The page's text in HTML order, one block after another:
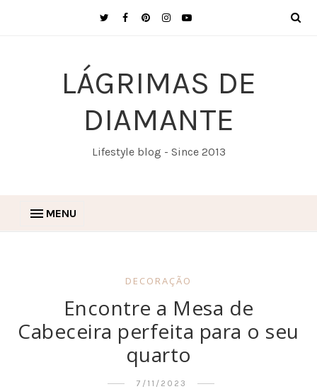
LÁGRIMAS DE
DIAMANTE
Lifestyle blog - Since 2013
MENU
DECORAÇÃO
Encontre a Mesa de
Cabeceira perfeita para o seu
quarto
7/11/2023